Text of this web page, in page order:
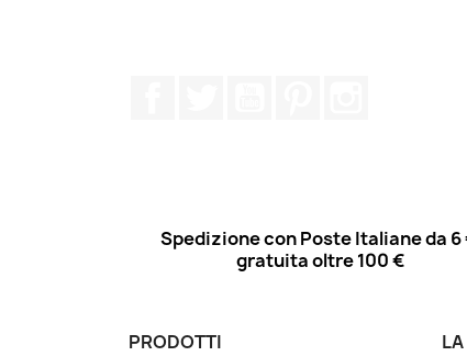
Spedizione con Poste Italiane da 6
gratuita oltre 100 €
PRODOTTI